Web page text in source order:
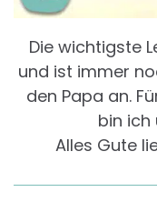
Die wichtigste
und ist immer
den Papa an.
bin ich
Alles Gute